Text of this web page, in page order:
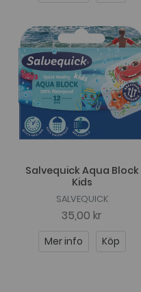
Salvequick Aqua Block
Kids
SALVEQUICK
35,00 kr
Mer info Köp